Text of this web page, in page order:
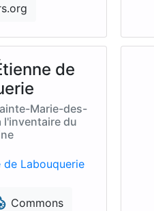
de
Marie-des-
l'inventaire du
Commons